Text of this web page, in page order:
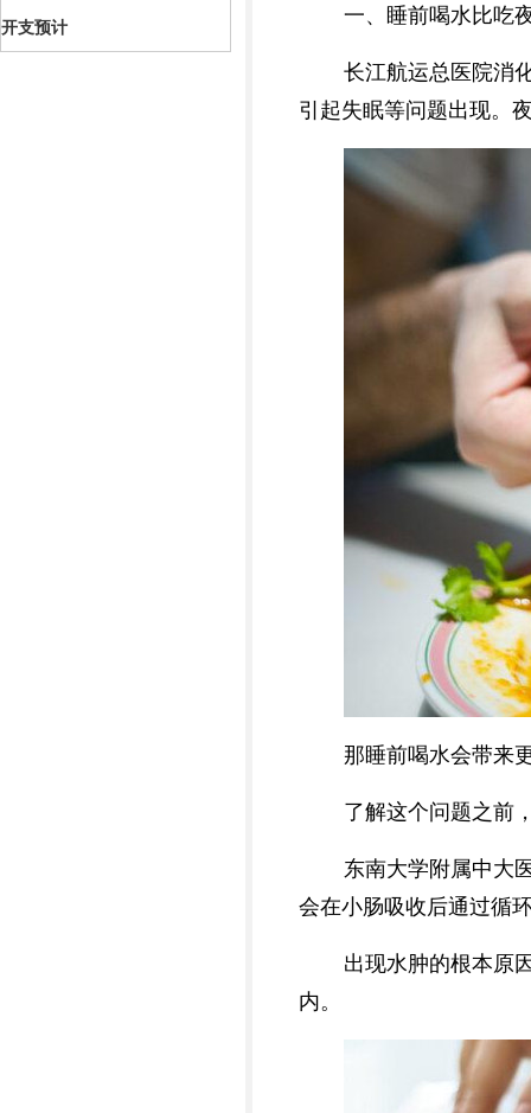
开支预计
一、睡前喝水比吃
长江航运总医院消
引起失眠等问题出现。
那睡前喝水会带来
了解这个问题之前
东南大学附属中大
会在小肠吸收后通过循
出现水肿的根本原
内。